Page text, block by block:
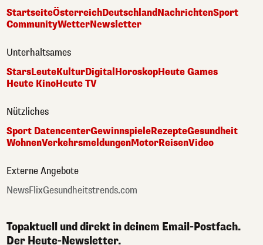
StartseiteÖsterreichDeutschlandNachrichtenSport
CommunityWetterNewsletter
Unterhaltsames
StarsLeuteKulturDigital HoroskopHeute Games
Heute KinoHeute TV
Nützliches
Sport DatencenterGewinnspieleRezepteGesundheit
WohnenVerkehrsmeldungenMotorReisenVideo
Externe Angebote
NewsFlixGesundheitstrends.com
Topaktuell und direkt in deinem Email-Postfach.
Der Heute-Newsletter.